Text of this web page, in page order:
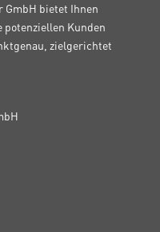
GmbH bietet Ihnen
potenziellen Kunden
zielgerichtet